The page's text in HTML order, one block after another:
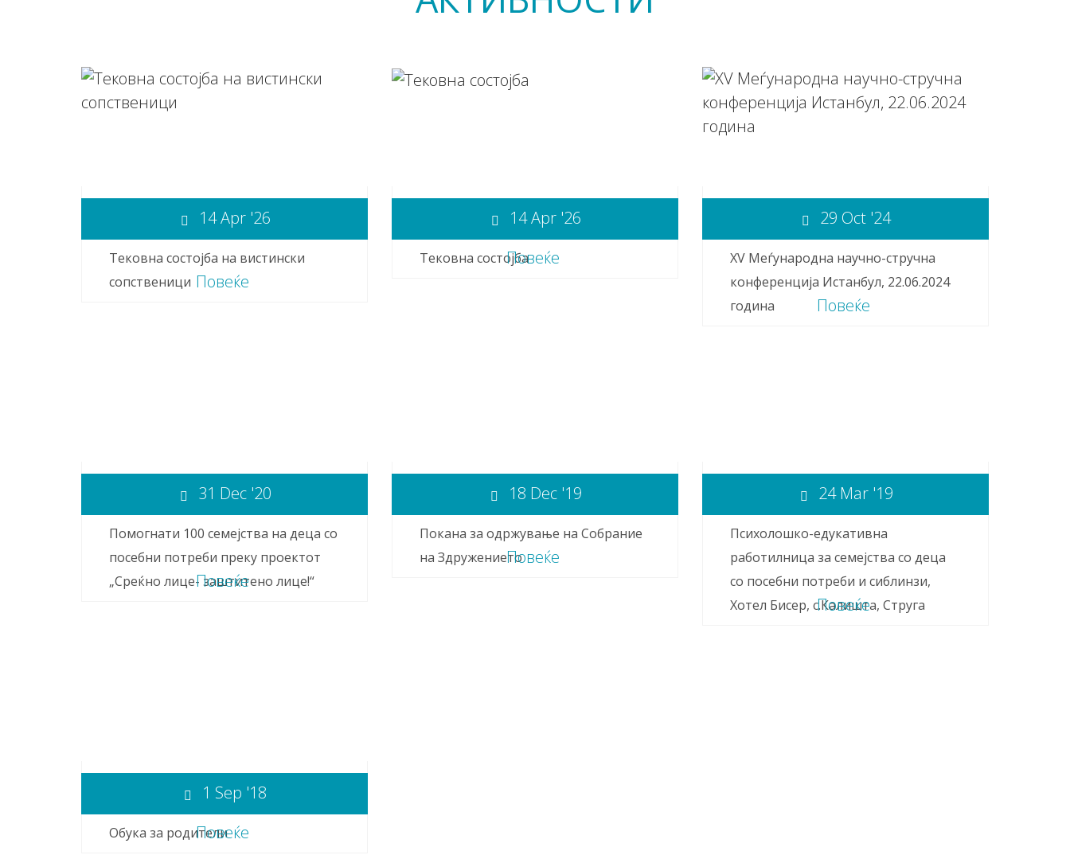
14 Apr '26
Тековна состојба на вистински
сопственици Повеќе
14 Apr '26
Тековна состојбаПовеќе
29 Oct '24
XV Меѓународна научно-стручна
конференција Истанбул, 22.06.2024
година
Повеќе
31 Dec '20
Помогнати 100 семејства на деца со
посебни потреби преку проектот
„Среќно лице- заштитено лице!“
Повеќе
18 Dec '19
Покана за одржување на Собрание
на ЗдружениетоПовеќе
24 Mar '19
Психолошко-едукативна
работилница за семејства со деца
со посебни потреби и сиблинзи,
Хотел Бисер, с.Калишта, Струга
Повеќе
1 Sep '18
Обука за родители
Повеќе